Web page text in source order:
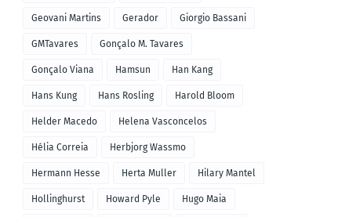
Geovani Martins Gerador Giorgio Bassani
GMTavares Gonçalo M. Tavares
Gonçalo Viana Hamsun Han Kang
Hans Kung Hans Rosling Harold Bloom
Helder Macedo Helena Vasconcelos
Hélia Correia Herbjorg Wassmo
Hermann Hesse Herta Muller Hilary Mantel
Hollinghurst Howard Pyle Hugo Maia